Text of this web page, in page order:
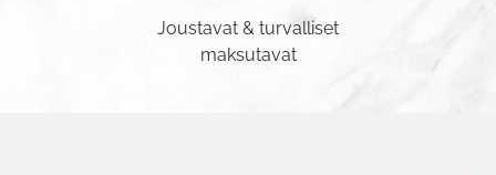
Joustavat & turvalliset
maksutavat